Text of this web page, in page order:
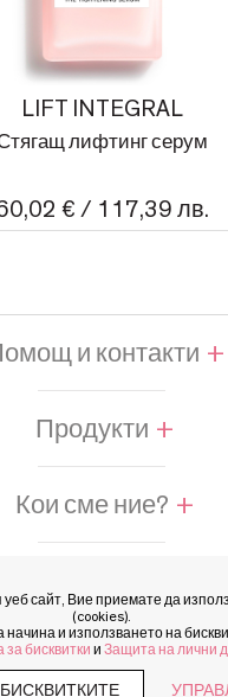
LIFT INTEGRAL
лифтинг серум
€ / 117,39 лв.
и контакти
Продукти
Кои сме ние?
ни
сайт, Вие приемате да
(cookies).
начина и използването на
за бисквитки и Защита на лични